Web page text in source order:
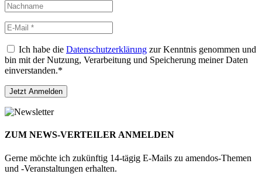
Ich habe die Datenschutzerklärung zur Kenntnis genommen und
bin mit der Nutzung, Verarbeitung und Speicherung meiner Daten
einverstanden.*
ZUM NEWS-VERTEILER ANMELDEN
Gerne möchte ich zukünftig 14-tägig E-Mails zu amendos-Themen
und -Veranstaltungen erhalten.